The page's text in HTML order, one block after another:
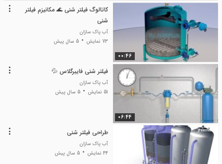
00:46
کاتالوگ فیلتر شنی 🌊 مکانیزم فیلتر
شنی
آب پاک سازان
73 نمایش
5 سال پیش
06:44
فیلتر شنی فایبرگلاس 💦
آب پاک سازان
51 نمایش
5 سال پیش
طراحی فیلتر شنی
آب پاک سازان
44 نمایش
5 سال پیش